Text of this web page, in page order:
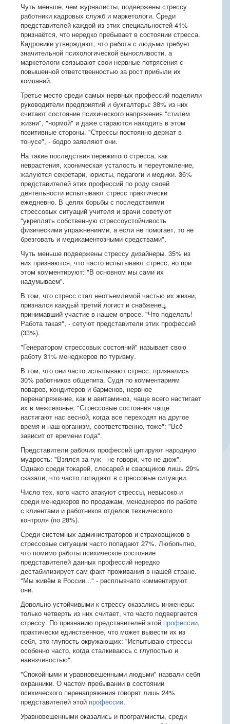
Чуть меньше, чем журналисты, подвержены стрессу
работники кадровых служб и маркетологи. Среди
представителей каждой из этих специальностей 41%
признаётся, что нередко пребывает в состоянии стресса.
Кадровики утверждают, что работа с людьми требует
значительной психологической выносливости, а
маркетологи связывают свои нервные потрясения с
повышенной ответственностью за рост прибыли их
компаний.
Третье место среди самых нервных профессий поделили
руководители предприятий и бухгалтеры: 38% из них
считают состояние психического напряжения "стилем
жизни", "нормой" и даже стараются находить в этом
позитивные стороны. "Стрессы постоянно держат в
тонусе", - бодро заявляют они.
На такие последствия пережитого стресса, как
неврастения, хроническая усталость и переутомление,
жалуются секретари, юристы, педагоги и медики. 36%
представителей этих профессий по роду своей
деятельности испытывают стресс практически
ежедневно. В целях борьбы с последствиями
стрессовых ситуаций учителя и врачи советуют
"укреплять собственную стрессоустойчивость
физическими упражнениями, а если не помогает, то не
брезговать и медикаментозными средствами".
Чуть меньше подвержены стрессу дизайнеры. 35% из
них признаются, что часто испытывают стресс, но при
этом комментируют: "В основном мы сами их
надумываем".
В том, что стресс стал неотъемлемой частью их жизни,
признался каждый третий логист и снабженец,
принимавший участие в нашем опросе. "Что поделать!
Работа такая", - сетуют представители этих профессий
(33%).
"Генератором стрессовых состояний" называет свою
работу 31% менеджеров по туризму.
В том, что они часто испытывают стресс, признались
30% работников общепита. Судя по комментариям
поваров, кондитеров и барменов, нервное
перенапряжение, как и авитаминоз, чаще всего настигает
их в межсезонье: "Стрессовые состояния чаще
настигают нас весной, когда все переходят на другое
время и наш организм, соответственно, тоже"; "Всё
зависит от времени года".
Представители рабочих профессий цитируют народную
мудрость: "Взялся за гуж - не говори, что не дюж".
Однако среди токарей, слесарей и сварщиков лишь 29%
сказали, что часто попадают в стрессовые ситуации.
Число тех, кого часто атакуют стрессы, невысоко и
среди менеджеров по продажам, менеджеров по работе
с клиентами и работников отделов технического
контроля (по 28%).
Среди системных администраторов и страховщиков в
стрессовые ситуации часто попадают 27%. Любопытно,
что помимо работы психическое состояние
представителей данных профессий нередко
дестабилизирует сам факт проживания в нашей стране.
"Мы живём в России..." - расплывчато комментируют
они.
Довольно устойчивыми к стрессу оказались инженеры:
только четверть из них считает, что часто подвергается
стрессу. По признанию представителей этой профессии,
практически единственное, что может вывести их из
себя, это глупость окружающих: "Испытываю стрессы
особенно часто, когда сталкиваюсь с глупостью и
навязчивостью".
"Спокойными и уравновешенными людьми" назвали себя
охранники. О частом пребывании в состоянии
психического перенапряжения говорят лишь 24%
представителей этой профессии.
Уравновешенными оказались и программисты, среди